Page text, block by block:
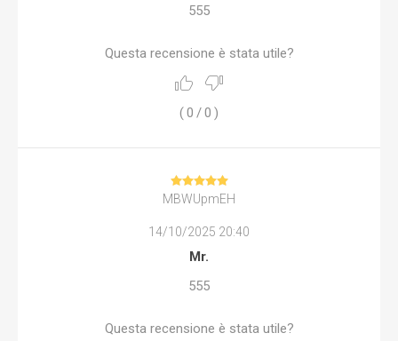
555
Questa recensione è stata utile?
(0 /0 )
MBWUpmEH
14/10/2025 20:40
Mr.
555
Questa recensione è stata utile?